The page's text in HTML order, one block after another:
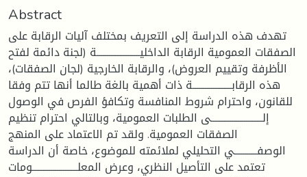
Abstract
تهدف هذه الدراسة إلى التعريف بمختلف آليات الرقابة على
الصفقات العمومية الرقابة الداخليـــــــــــــــــــــة (لجنة دائمة لفتح
الأظرفة وتقييم العروض)، والرقابة الخارجية (لجان الصفقات)،
هذه الرقابـــــــــــــــــــة ذات أهمية بالغة طالما أنها تتم وفقا
للقانون، واحترام شروط المنافسة وتكافؤ الفرص في الوصول
إلـــــــــــــــــــــــــى الطلبات العمومية، وبالتالي احترام تنظيم
الصفقات العمومية. ولقد تم الاعتماد على المنهج
الوصفـــــــــــي التحليلي لملائمته للموضوع، خاصة أن الدراسة
تعتمد على التأصيل النظري، وعرض المعلــــــــــــــــــــــومات